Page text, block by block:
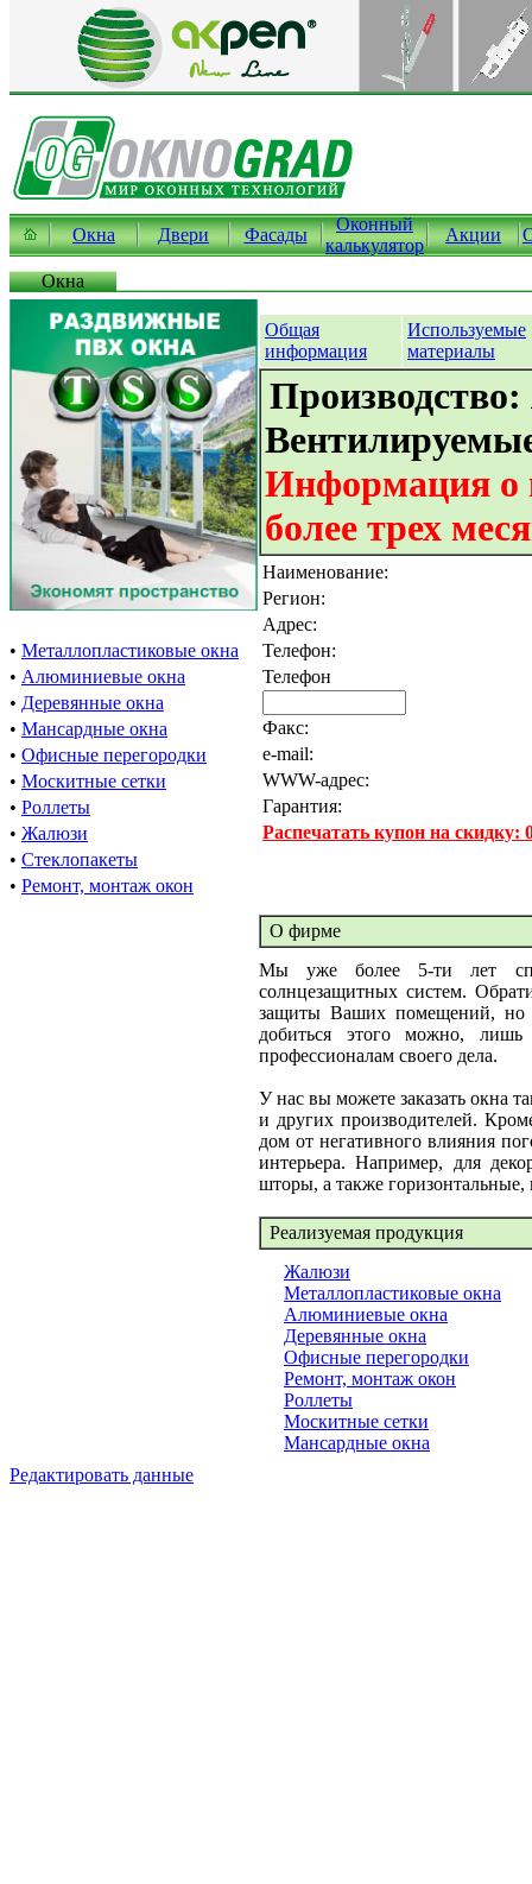
Окна Двери Фасады
Оконный
калькулятор
Акции
Окна
• Металлопластиковые окна
• Алюминиевые окна
• Деревянные окна
• Мансардные окна
• Офисные перегородки
• Москитные сетки
• Роллеты
• Жалюзи
• Стеклопакеты
• Ремонт, монтаж окон
Общая
информация
Используемые
материалы
Информация о
более трех
Наименование:
Регион:
Адрес:
Телефон:
Телефон
Факс:
e-mail:
WWW-адрес:
Гарантия:
Распечатать купон на скидку:
О фирме
Мы уже более 5-ти лет
солнцезащитных систем.
защиты Ваших помещений, но
добиться этого можно, лишь
профессионалам своего дела.
У нас вы можете заказать окна
и других производителей.
дом от негативного влияния
интерьера. Например, для
шторы, а также
Реализуемая продукция
Жалюзи
Металлопластиковые окна
Алюминиевые окна
Деревянные окна
Офисные перегородки
Ремонт, монтаж окон
Роллеты
Москитные сетки
Мансардные окна
Редактировать данные